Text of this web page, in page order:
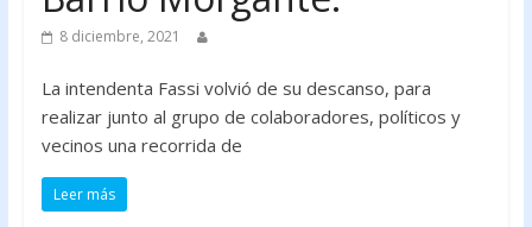
8 diciembre, 2021
La intendenta Fassi volvió de su descanso, para
realizar junto al grupo de colaboradores, políticos y
vecinos una recorrida de
Leer más